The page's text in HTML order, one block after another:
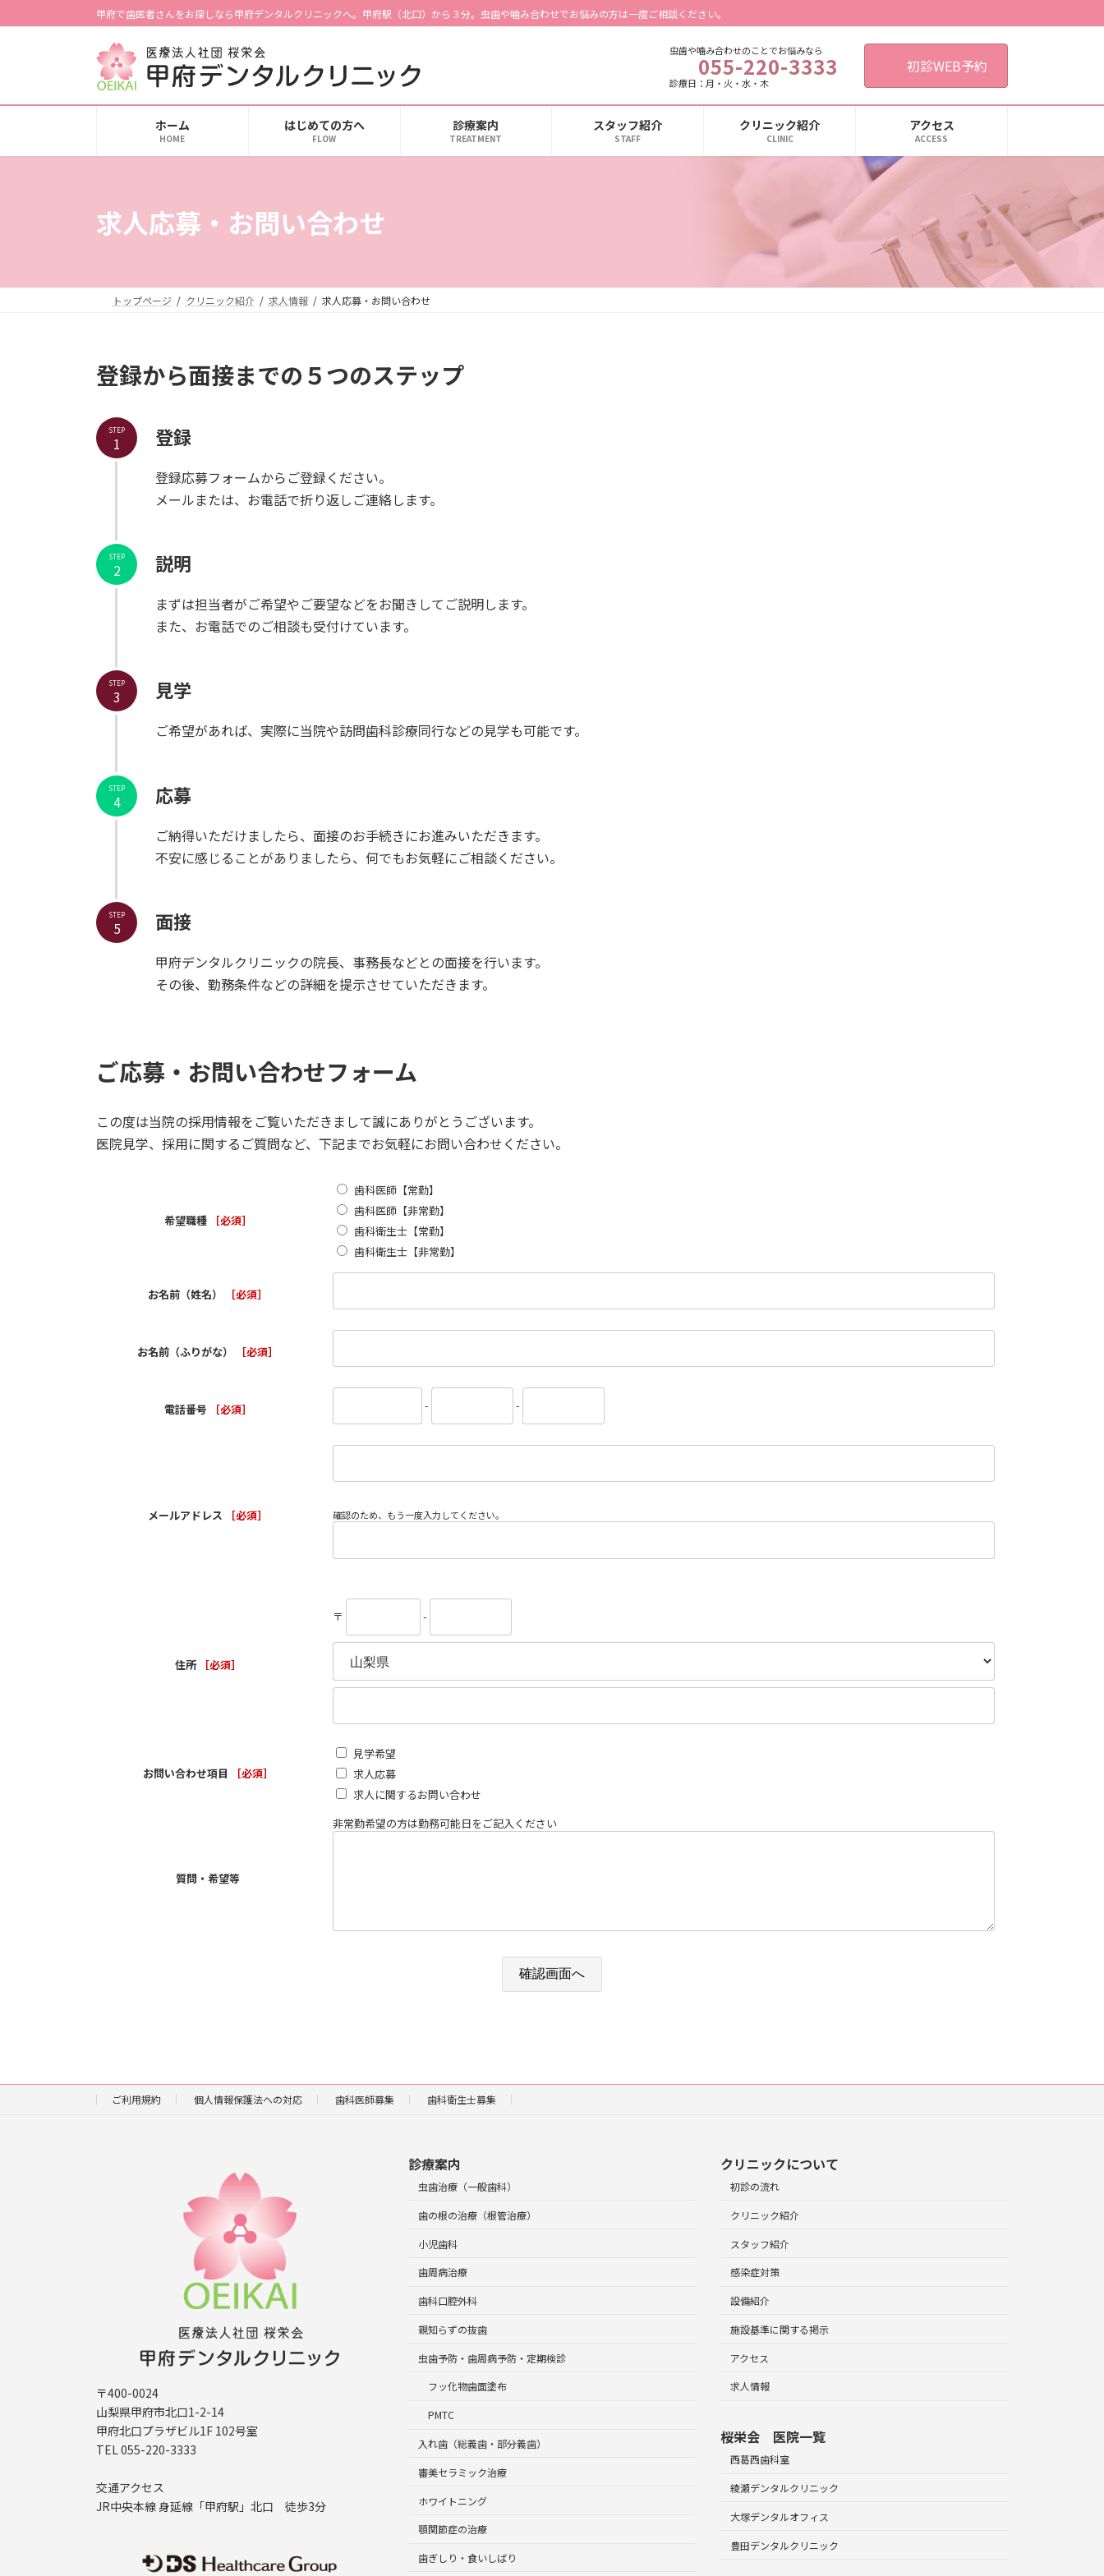
ン
へ
ビ
ョ
甲府で歯医者さんをお探しなら甲府デンタルクリニックへ。甲府駅（北口）から３分。虫歯や噛み合わせでお悩みの方は一度ご相談ください。
虫歯や噛み合わせのことでお悩みなら
055-220-3333
診療日：月・火・水・木
初診WEB予約
ホーム
HOME
はじめての方へ
FLOW
診療案内
TREATMENT
スタッフ紹介
STAFF
クリニック紹介
CLINIC
アクセス
ACCESS
求人応募・お問い合わせ
トップページ クリニック紹介 求人情報 求人応募・お問い合わせ
登録から面接までの５つのステップ
登録
登録応募フォームからご登録ください。
メールまたは、お電話で折り返しご連絡します。
STEP
1
説明
まずは担当者がご希望やご要望などをお聞きしてご説明します。
また、お電話でのご相談も受付けています。
STEP
2
見学
ご希望があれば、実際に当院や訪問歯科診療同行などの見学も可能です。
STEP
3
応募
ご納得いただけましたら、面接のお手続きにお進みいただきます。
不安に感じることがありましたら、何でもお気軽にご相談ください。
STEP
4
面接
甲府デンタルクリニックの院長、事務長などとの面接を行います。
その後、勤務条件などの詳細を提示させていただきます。
STEP
5
ご応募・お問い合わせフォーム
この度は当院の採用情報をご覧いただきまして誠にありがとうございます。
医院見学、採用に関するご質問など、下記までお気軽にお問い合わせください。
希望職種 ［必須］
歯科医師【常勤】
歯科医師【非常勤】
歯科衛生士【常勤】
歯科衛生士【非常勤】
お名前（姓名） ［必須］
お名前（ふりがな） ［必須］
電話番号 ［必須］ - -
メールアドレス ［必須］ 確認のため、もう一度入力してください。
住所 ［必須］
〒 -
お問い合わせ項目 ［必須］
見学希望
求人応募
求人に関するお問い合わせ
質問・希望等
非常勤希望の方は勤務可能日をご記入ください
ご利用規約 個人情報保護法への対応 歯科医師募集 歯科衛生士募集
〒400-0024
山梨県甲府市北口1-2-14
甲府北口プラザビル1F 102号室
TEL 055-220-3333
交通アクセス
JR中央本線 身延線「甲府駅」北口 徒歩3分
診療案内
虫歯治療（一般歯科）
歯の根の治療（根管治療）
小児歯科
歯周病治療
歯科口腔外科
親知らずの抜歯
虫歯予防・歯周病予防・定期検診
フッ化物歯面塗布
PMTC
入れ歯（総義歯・部分義歯）
審美セラミック治療
ホワイトニング
顎関節症の治療
歯ぎしり・食いしばり
クリニックについて
初診の流れ
クリニック紹介
スタッフ紹介
感染症対策
設備紹介
施設基準に関する掲示
アクセス
求人情報
桜栄会 医院一覧
西葛西歯科室
綾瀬デンタルクリニック
大塚デンタルオフィス
豊田デンタルクリニック